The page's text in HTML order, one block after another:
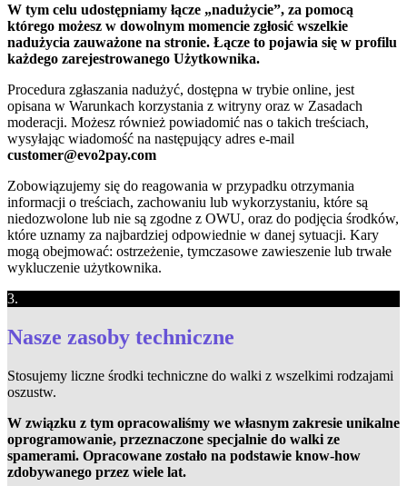
W tym celu udostępniamy łącze „nadużycie”, za pomocą
którego możesz w dowolnym momencie zgłosić wszelkie
nadużycia zauważone na stronie. Łącze to pojawia się w profilu
każdego zarejestrowanego Użytkownika.
Procedura zgłaszania nadużyć, dostępna w trybie online, jest
opisana w Warunkach korzystania z witryny oraz w Zasadach
moderacji. Możesz również powiadomić nas o takich treściach,
wysyłając wiadomość na następujący adres e-mail
customer@evo2pay.com
Zobowiązujemy się do reagowania w przypadku otrzymania
informacji o treściach, zachowaniu lub wykorzystaniu, które są
niedozwolone lub nie są zgodne z OWU, oraz do podjęcia środków,
które uznamy za najbardziej odpowiednie w danej sytuacji. Kary
mogą obejmować: ostrzeżenie, tymczasowe zawieszenie lub trwałe
wykluczenie użytkownika.
3.
Nasze zasoby techniczne
Stosujemy liczne środki techniczne do walki z wszelkimi rodzajami
oszustw.
W związku z tym opracowaliśmy we własnym zakresie unikalne
oprogramowanie, przeznaczone specjalnie do walki ze
spamerami. Opracowane zostało na podstawie know-how
zdobywanego przez wiele lat.